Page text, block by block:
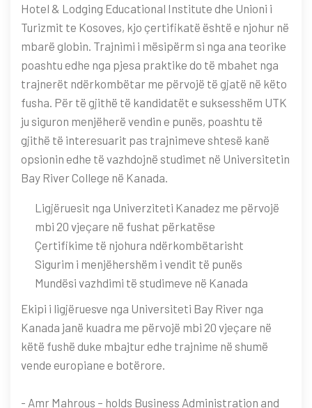
Hotel & Lodging Educational Institute dhe Unioni i
Turizmit te Kosoves, kjo çertifikatë është e njohur në
mbarë globin. Trajnimi i mësipërm si nga ana teorike
poashtu edhe nga pjesa praktike do të mbahet nga
trajnerët ndërkombëtar me përvojë të gjatë në këto
fusha. Për të gjithë të kandidatët e suksesshëm UTK
ju siguron menjëherë vendin e punës, poashtu të
gjithë të interesuarit pas trajnimeve shtesë kanë
opsionin edhe të vazhdojnë studimet në Universitetin
Bay River College në Kanada.
Ligjëruesit nga Univerziteti Kanadez me përvojë
mbi 20 vjeçare në fushat përkatëse
Çertifikime të njohura ndërkombëtarisht
Sigurim i menjëhershëm i vendit të punës
Mundësi vazhdimi të studimeve në Kanada
Ekipi i ligjëruesve nga Universiteti Bay River nga
Kanada janë kuadra me përvojë mbi 20 vjeçare në
këtë fushë duke mbajtur edhe trajnime në shumë
vende europiane e botërore.
- Amr Mahrous – holds Business Administration and